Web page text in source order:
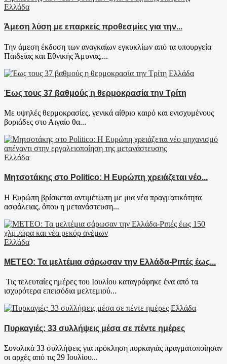
Ελλάδα
Άμεση λύση με επαρκείς προθεσμίες για την...
Την άμεση έκδοση των αναγκαίων εγκυκλίων από τα υπουργεία
Παιδείας και Εθνικής Άμυνας,...
Ελλάδα
Έως τους 37 βαθμούς η θερμοκρασία την Τρίτη
Με υψηλές θερμοκρασίες, γενικά αίθριο καιρό και ενισχυμένους
βοριάδες στο Αιγαίο θα...
Ελλάδα
Μητσοτάκης στο Politico: Η Ευρώπη χρειάζεται νέο...
Η Ευρώπη βρίσκεται αντιμέτωπη με μια νέα πραγματικότητα
ασφάλειας, όπου η μετανάστευση...
Ελλάδα
ΜΕΤΕΟ: Τα μελτέμια σάρωσαν την Ελλάδα-Ριπές έως...
Τις τελευταίες ημέρες του Ιουλίου καταγράφηκε ένα από τα
ισχυρότερα επεισόδια μελτεμιού...
Ελλάδα
Πυρκαγιές: 33 συλλήψεις μέσα σε πέντε ημέρες
Συνολικά 33 συλλήψεις για πρόκληση πυρκαγιάς πραγματοποίησαν
οι αρχές από τις 29 Ιουλίου...